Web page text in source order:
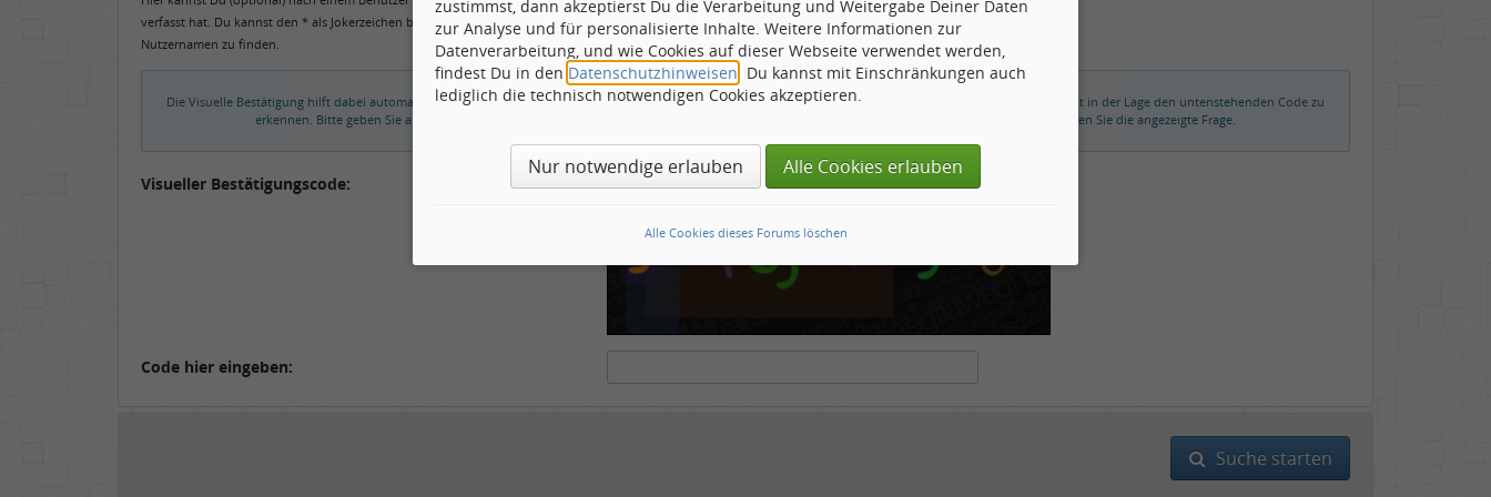
verfasst hat. Du kannst den * als Jokerzeichen benutzen, um ähnliche
Nutzernamen zu finden.
Die Visuelle Bestätigung hilft dabei automatische Spambots und Scripte von den Diensten dieses Forums abzuhalten. Derartige Scripte sind normalerweise nicht in der Lage den untenstehenden Code zu
erkennen. Bitte geben Sie also in das untenstehende Feld die Buchstaben und Zahlen ein, die Sie in dem Bild erkennen können oder beantworten Sie die angezeigte Frage.
Visueller Bestätigungscode:
Code hier eingeben:
Suche starten
zustimmst, dann akzeptierst Du die Verarbeitung und Weitergabe Deiner Daten
zur Analyse und für personalisierte Inhalte. Weitere Informationen zur
Datenverarbeitung, und wie Cookies auf dieser Webseite verwendet werden,
findest Du in den Datenschutzhinweisen . Du kannst mit Einschränkungen auch
lediglich die technisch notwendigen Cookies akzeptieren.
Nur notwendige erlauben Alle Cookies erlauben
Alle Cookies dieses Forums löschen